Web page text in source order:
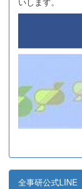
全事研公式LINE